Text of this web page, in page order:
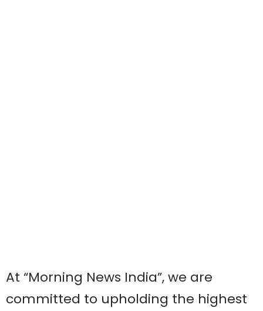
At “Morning News India”, we are
committed to upholding the highest